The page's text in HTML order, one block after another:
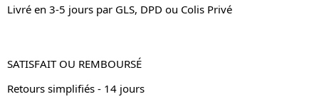
Livré en 3-5 jours par GLS, DPD ou Colis Privé
SATISFAIT OU REMBOURSÉ
Retours simplifiés - 14 jours